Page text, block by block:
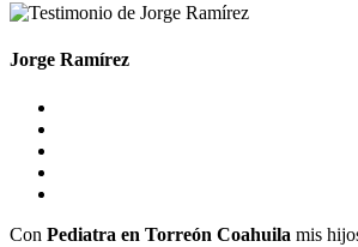
Jorge Ramírez
Con Pediatra en Torreón Coahuila mis